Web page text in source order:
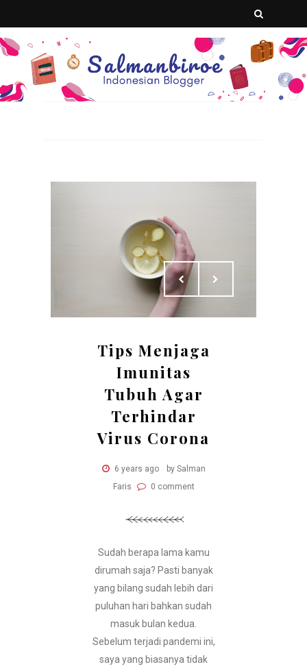
Tips Menjaga
Imunitas
Tubuh Agar
Terhindar
Virus Corona
6 years ago
by Salman
Faris
0 comment
Sudah berapa lama kamu
dirumah saja? Pasti banyak
yang bilang sudah lebih dari
puluhan hari bahkan sudah
masuk bulan kedua.
Sebelum terjadi pandemi ini,
saya yang biasanya tidak